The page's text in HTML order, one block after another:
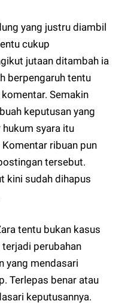
yang justru diambil
cukup
jutaan ditambah ia
berpengaruh tentu
Semakin
keputusan yang
syara itu
ribuan pun
tersebut.
kini sudah dihapus
tentu bukan kasus
perubahan
yang mendasari
Terlepas benar atau
keputusannya.